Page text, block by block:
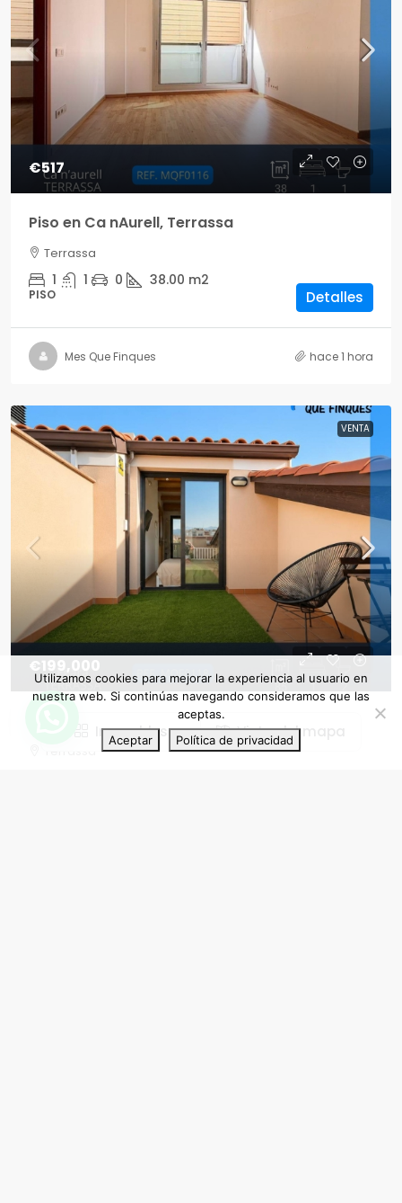
€517
Piso en Ca nAurell, Terrassa
Terrassa
1 1 0 38.00 m2
PISO Detalles
Mes Que Finques hace 1 hora
VENTA
€199,000
Dúplex en Egara, Terrassa
Inmuebles Vista del mapa
Utilizamos cookies para mejorar la experiencia al usuario en
nuestra web. Si continúas navegando consideramos que las
aceptas.
Aceptar
Política de privacidad